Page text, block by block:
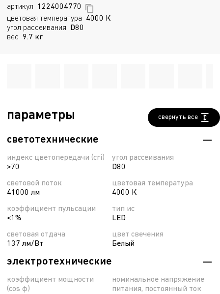
артикул
1224004770
цветовая температура
4000 К
угол рассеивания
D80
вес
9.7 кг
параметры свернуть все
светотехнические
индекс цветопередачи (cri)
>70
световой поток
41000 лм
коэффициент пульсации
<1%
световая отдача
137 лм/Вт
угол рассеивания
D80
цветовая температура
4000 К
тип ис
LED
цвет свечения
Белый
электротехнические
коэффициент мощности
(cos φ)
номинальное напряжение
питания, постоянный ток